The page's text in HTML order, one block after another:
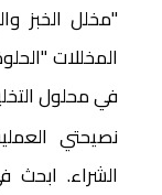
المخللات
في محلول
نصيحتي
الشراء.